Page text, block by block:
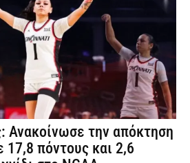
Ανακοίνωσε την απόκτηση
πόντους και 2,6